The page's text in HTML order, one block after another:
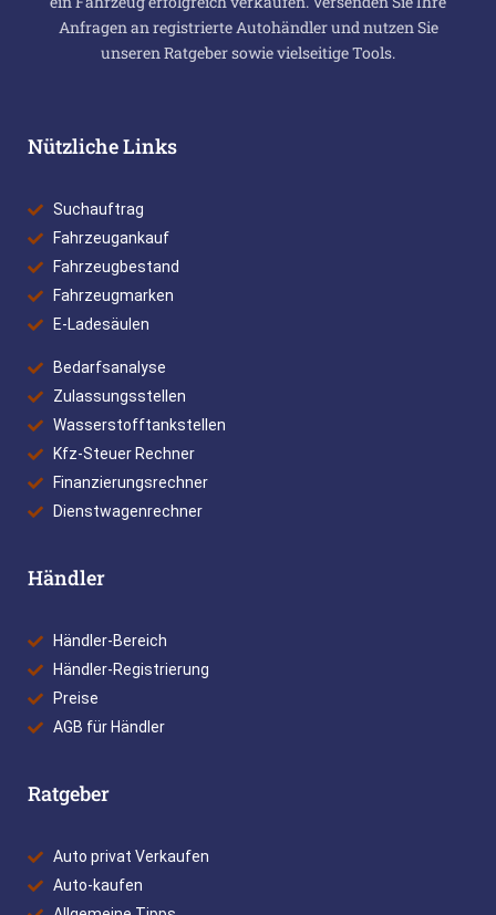
Anfragen an registrierte Autohändler und nutzen Sie
unseren Ratgeber sowie vielseitige Tools.
Nützliche Links
Suchauftrag
Fahrzeugankauf
Fahrzeugbestand
Fahrzeugmarken
E-Ladesäulen
Bedarfsanalyse
Zulassungsstellen
Wasserstofftankstellen
Kfz-Steuer Rechner
Finanzierungsrechner
Dienstwagenrechner
Händler
Händler-Bereich
Händler-Registrierung
Preise
AGB für Händler
Ratgeber
Auto privat Verkaufen
Auto-kaufen